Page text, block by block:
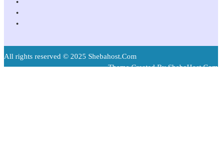
All rights reserved © 2025 Shebahost.Com
Theme Created By ShebaHost.Com